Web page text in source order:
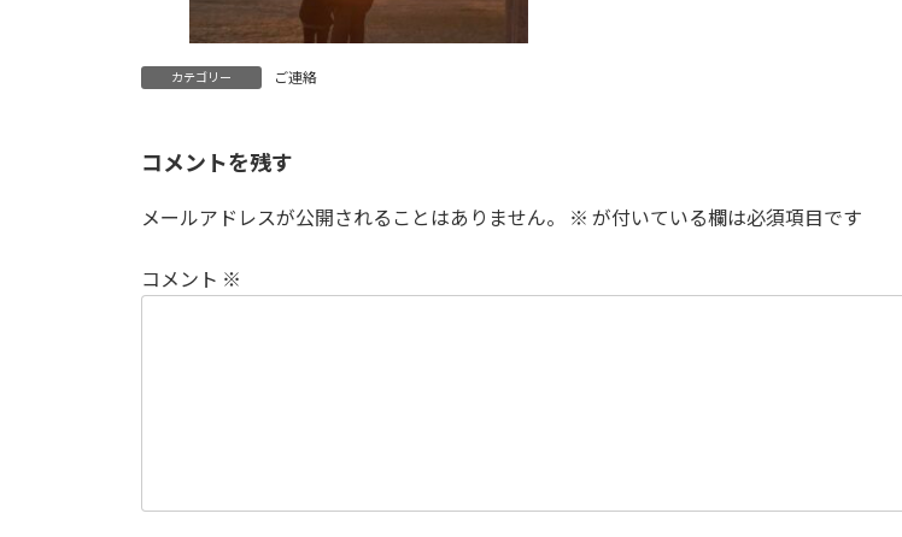
カテゴリー ご連絡
コメントを残す
メールアドレスが公開されることはありません。 ※ が付いている欄は必須項目です
コメント ※